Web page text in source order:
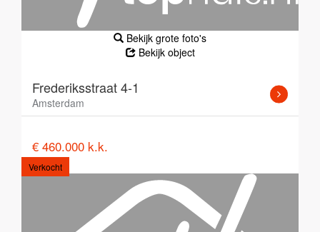
Bekijk grote foto's
Bekijk object
Frederiksstraat 4-1
Amsterdam
€ 460.000 k.k.
Verkocht